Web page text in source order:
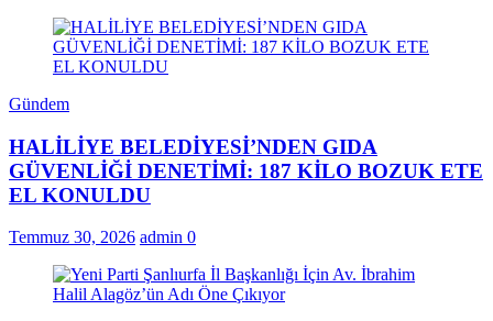
Gündem
HALİLİYE BELEDİYESİ’NDEN GIDA
GÜVENLİĞİ DENETİMİ: 187 KİLO BOZUK ETE
EL KONULDU
Temmuz 30, 2026 admin 0